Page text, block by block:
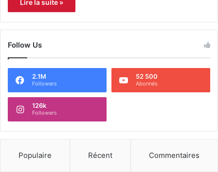
Lire la suite »
Follow Us
2.1M
Followers
52 500
Abonnés
126k
Followers
Populaire Récent Commentaires